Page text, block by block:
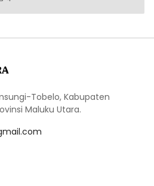
Tobelo, Kabupaten
Maluku Utara.